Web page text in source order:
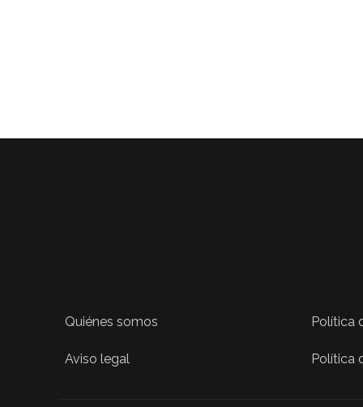
Quiénes somos
Aviso legal
Política
Política